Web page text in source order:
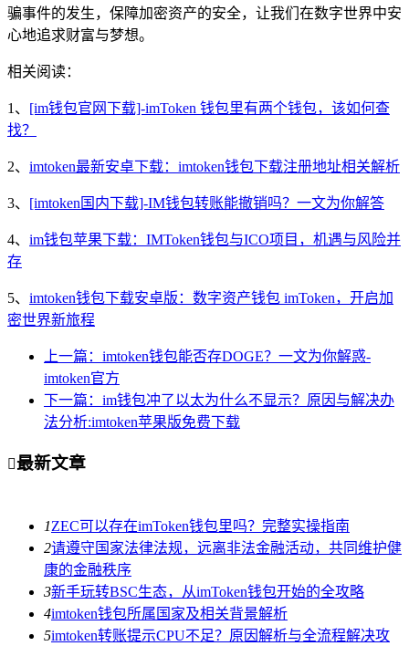
骗事件的发生，保障加密资产的安全，让我们在数字世界中安
心地追求财富与梦想。
相关阅读：
1、 [im钱包官网下载]-imToken 钱包里有两个钱包，该如何查
找？
2、 imtoken最新安卓下载：imtoken钱包下载注册地址相关解析
3、 [imtoken国内下载]-IM钱包转账能撤销吗？一文为你解答
4、 im钱包苹果下载：IMToken钱包与ICO项目，机遇与风险并
存
5、 imtoken钱包下载安卓版：数字资产钱包 imToken，开启加
密世界新旅程
上一篇：imtoken钱包能否存DOGE？一文为你解惑-
imtoken官方
下一篇：im钱包冲了以太为什么不显示？原因与解决办
法分析:imtoken苹果版免费下载
最新文章
1ZEC可以存在imToken钱包里吗？完整实操指南
2请遵守国家法律法规，远离非法金融活动，共同维护健
康的金融秩序
3新手玩转BSC生态，从imToken钱包开始的全攻略
4imtoken钱包所属国家及相关背景解析
5imtoken转账提示CPU不足？原因解析与全流程解决攻